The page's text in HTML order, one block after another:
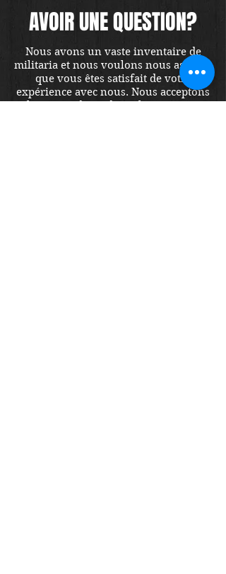
AVOIR UNE QUESTION?
Nous avons un vaste inventaire de
militaria et nous voulons nous assurer
que vous êtes satisfait de votre
expérience avec nous. Nous acceptons
les cartes de crédit en ligne ou par